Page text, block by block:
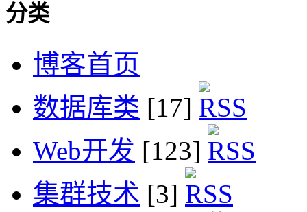
分类
博客首页
数据库类 [17]
Web开发 [123]
集群技术 [3]